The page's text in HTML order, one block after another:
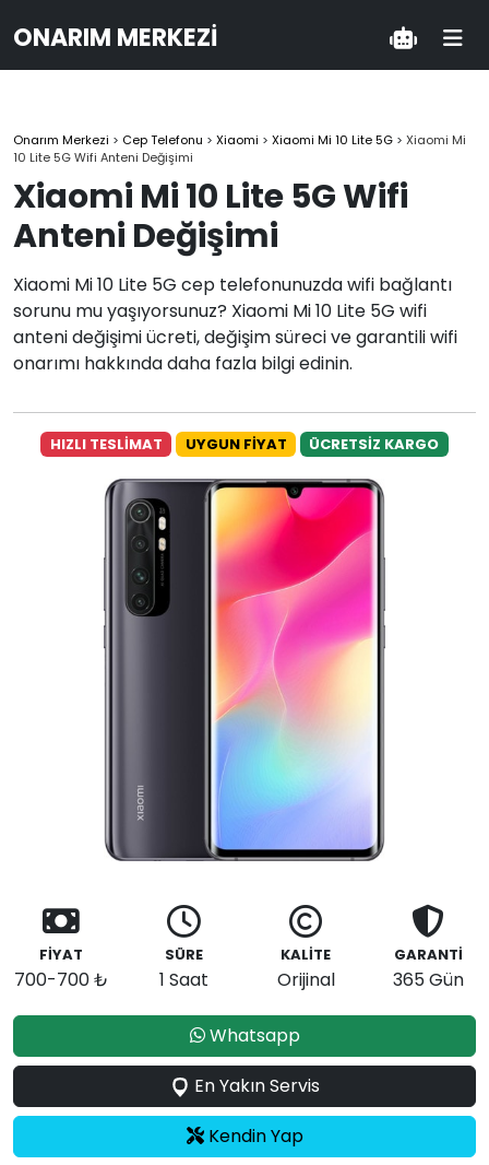
ONARIM MERKEZI
Onarım Merkezi > Cep Telefonu > Xiaomi > Xiaomi Mi 10 Lite 5G > Xiaomi Mi
10 Lite 5G Wifi Anteni Değişimi
Xiaomi Mi 10 Lite 5G Wifi
Anteni Değişimi
Xiaomi Mi 10 Lite 5G cep telefonunuzda wifi bağlantı
sorunu mu yaşıyorsunuz? Xiaomi Mi 10 Lite 5G wifi
anteni değişimi ücreti, değişim süreci ve garantili wifi
onarımı hakkında daha fazla bilgi edinin.
HIZLI TESLİMAT UYGUN FİYAT ÜCRETSİZ KARGO
FİYAT
700-700 ₺
SÜRE
1 Saat
KALİTE
Orijinal
GARANTİ
365 Gün
Whatsapp
En Yakın Servis
Kendin Yap